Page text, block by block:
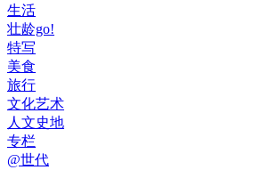
生活
壮龄go!
特写
美食
旅行
文化艺术
人文史地
专栏
@世代